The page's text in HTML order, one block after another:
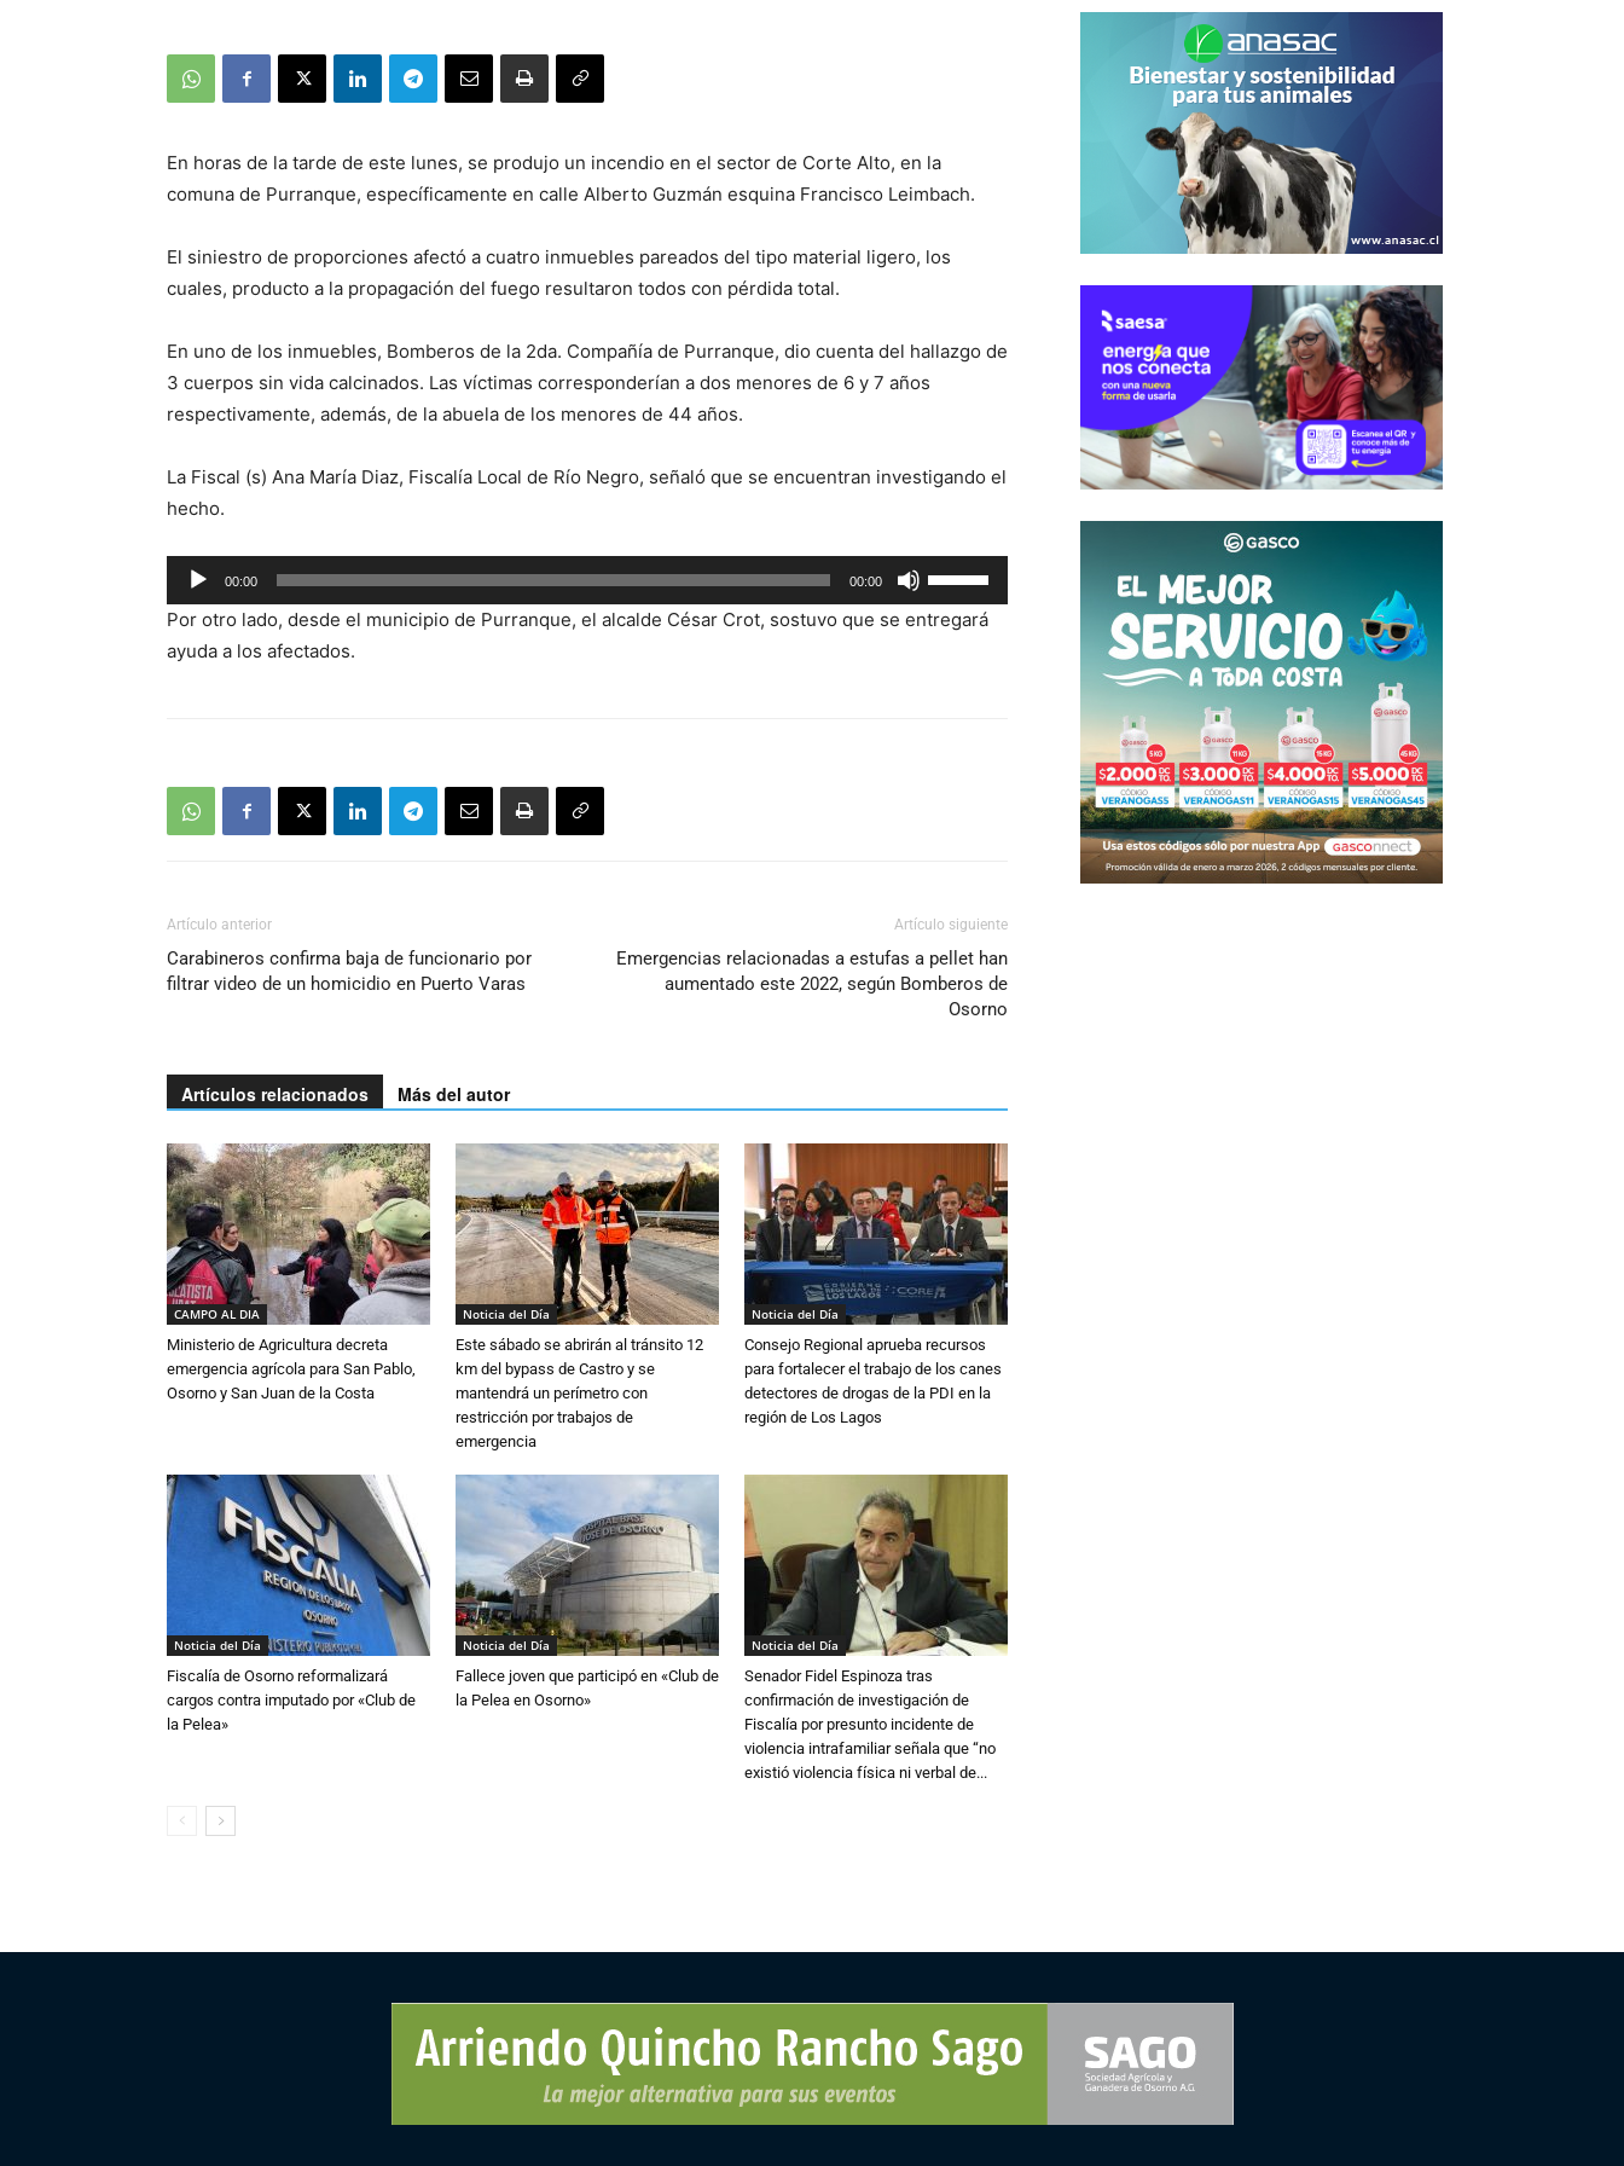
En horas de la tarde de este lunes, se produjo un incendio en el sector de Corte Alto, en la
comuna de Purranque, específicamente en calle Alberto Guzmán esquina Francisco Leimbach.
El siniestro de proporciones afectó a cuatro inmuebles pareados del tipo material ligero, los
cuales, producto a la propagación del fuego resultaron todos con pérdida total.
En uno de los inmuebles, Bomberos de la 2da. Compañía de Purranque, dio cuenta del hallazgo de
3 cuerpos sin vida calcinados. Las víctimas corresponderían a dos menores de 6 y 7 años
respectivamente, además, de la abuela de los menores de 44 años.
La Fiscal (s) Ana María Diaz, Fiscalía Local de Río Negro, señaló que se encuentran investigando el
hecho.
Reproductor
de
audio
00:00 00:00
las
teclas
volumen.
Por otro lado, desde el municipio de Purranque, el alcalde César Crot, sostuvo que se entregará
ayuda a los afectados.
Artículo anterior
Carabineros confirma baja de funcionario por
filtrar video de un homicidio en Puerto Varas
Artículo siguiente
Emergencias relacionadas a estufas a pellet han
aumentado este 2022, según Bomberos de
Osorno
Artículos relacionados Más del autor
CAMPO AL DIA
Ministerio de Agricultura decreta
emergencia agrícola para San Pablo,
Osorno y San Juan de la Costa
Noticia del Día
Este sábado se abrirán al tránsito 12
km del bypass de Castro y se
mantendrá un perímetro con
restricción por trabajos de
emergencia
Noticia del Día
Consejo Regional aprueba recursos
para fortalecer el trabajo de los canes
detectores de drogas de la PDI en la
región de Los Lagos
Noticia del Día
Fiscalía de Osorno reformalizará
cargos contra imputado por «Club de
la Pelea»
Noticia del Día
Fallece joven que participó en «Club de
la Pelea en Osorno»
Noticia del Día
Senador Fidel Espinoza tras
confirmación de investigación de
Fiscalía por presunto incidente de
violencia intrafamiliar señala que “no
existió violencia física ni verbal de...